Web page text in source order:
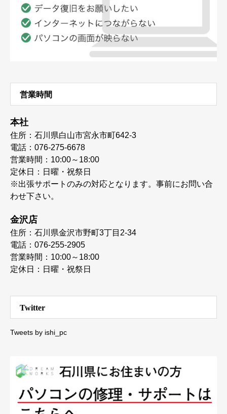
営業時間
本社
住所：石川県白山市宮永市町642-3
電話：076-275-6678
営業時間：10:00～18:00
定休日：日曜・祝祭日
※出張サポートのみの対応となります。事前にお問い合
わせ下さい。
金沢店
住所：石川県金沢市野町3丁目2-34
電話：076-255-2905
営業時間：10:00～18:00
定休日：日曜・祝祭日
Twitter
Tweets by ishi_pc